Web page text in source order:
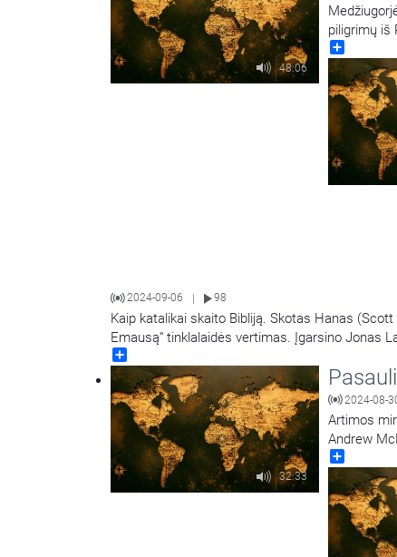
48:06
piligrimų iš
2024-09-06 98
Kaip katalikai skaito Bibliją. Skotas Hanas
Emausą“ tinklalaidės vertimas. Įgarsino Jonas
32:33
2024-08-
Artimos
Andrew